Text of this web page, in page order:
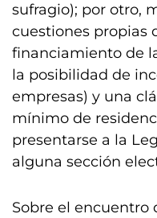
sufragio); por otro,
cuestiones propias
financiamiento de
la posibilidad de
empresas) y una
mínimo de
presentarse a la
alguna sección
Sobre el encuentro